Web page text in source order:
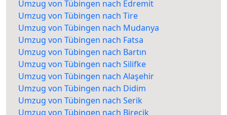
Umzug von Tübingen nach Edremit
Umzug von Tübingen nach Tire
Umzug von Tübingen nach Mudanya
Umzug von Tübingen nach Fatsa
Umzug von Tübingen nach Bartın
Umzug von Tübingen nach Silifke
Umzug von Tübingen nach Alaşehir
Umzug von Tübingen nach Didim
Umzug von Tübingen nach Serik
Umzug von Tübingen nach Birecik